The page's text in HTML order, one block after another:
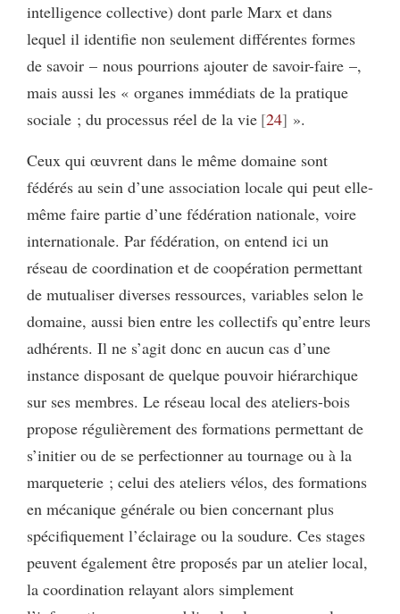
intelligence collective) dont parle Marx et dans
lequel il identifie non seulement différentes formes
de savoir – nous pourrions ajouter de savoir-faire –,
mais aussi les « organes immédiats de la pratique
sociale ; du processus réel de la vie 24 ».
Ceux qui œuvrent dans le même domaine sont
fédérés au sein d’une association locale qui peut elle-
même faire partie d’une fédération nationale, voire
internationale. Par fédération, on entend ici un
réseau de coordination et de coopération permettant
de mutualiser diverses ressources, variables selon le
domaine, aussi bien entre les collectifs qu’entre leurs
adhérents. Il ne s’agit donc en aucun cas d’une
instance disposant de quelque pouvoir hiérarchique
sur ses membres. Le réseau local des ateliers-bois
propose régulièrement des formations permettant de
s’initier ou de se perfectionner au tournage ou à la
marqueterie ; celui des ateliers vélos, des formations
en mécanique générale ou bien concernant plus
spécifiquement l’éclairage ou la soudure. Ces stages
peuvent également être proposés par un atelier local,
la coordination relayant alors simplement